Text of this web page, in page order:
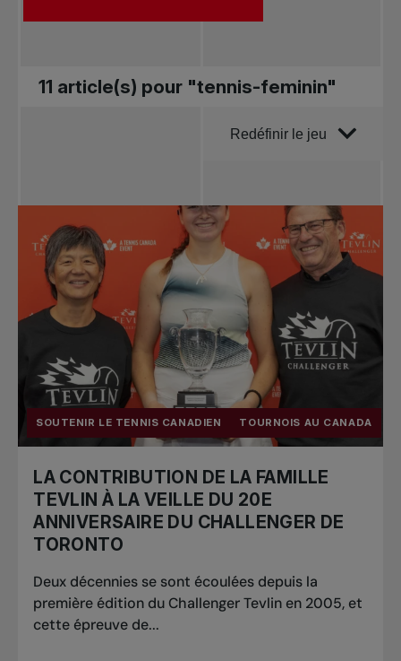
11 article(s) pour "tennis-feminin"
Trier par
Redéfinir le jeu
nouvelles
Tennis
professionnel
Redéfinir le jeu
Tournois
nationaux
SOUTENIR LE TENNIS CANADIEN TOURNOIS AU CANADA
LA CONTRIBUTION DE LA FAMILLE
TEVLIN À LA VEILLE DU 20E
ANNIVERSAIRE DU CHALLENGER DE
TORONTO
Deux décennies se sont écoulées depuis la
première édition du Challenger Tevlin en 2005, et
cette épreuve de...